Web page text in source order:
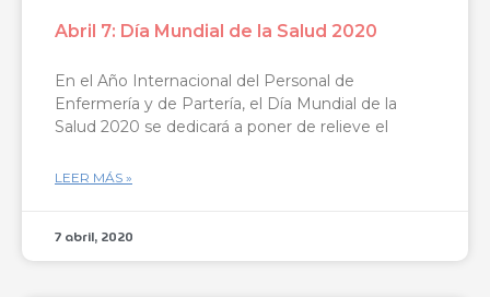
Abril 7: Día Mundial de la Salud 2020
En el Año Internacional del Personal de
Enfermería y de Partería, el Día Mundial de la
Salud 2020 se dedicará a poner de relieve el
LEER MÁS »
7 abril, 2020